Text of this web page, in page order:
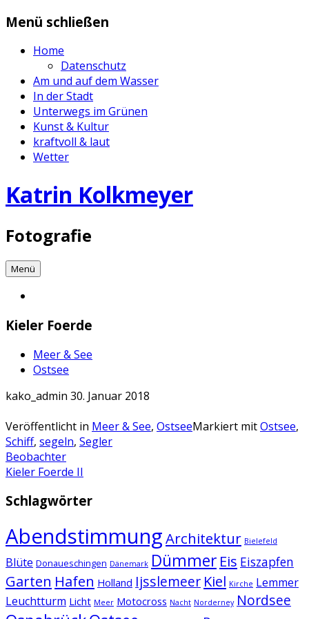
Zum
springen
Menü schließen
Home
Datenschutz
Am und auf dem Wasser
In der Stadt
Unterwegs im Grünen
Kunst & Kultur
kraftvoll & laut
Wetter
Katrin Kolkmeyer
Fotografie
Menü
Kieler Foerde
Meer & See
Ostsee
kako_admin 30. Januar 2018
Veröffentlicht in Meer & See, OstseeMarkiert mitOstsee,
Schiff, segeln, Segler
Artikel-
Navigation
Beobachter
Kieler Foerde II
Schlagwörter
AbendstimmungArchitektur Bielefeld
Blüte Donaueschingen Dänemark Dümmer Eis Eiszapfen
Garten Hafen Holland Ijsslemeer Kiel Kirche Lemmer
Leuchtturm Licht Meer Motocross Nacht Norderney Nordsee